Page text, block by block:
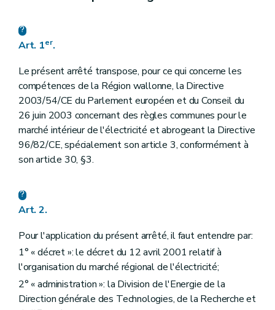
Art. 1er.
Le présent arrêté transpose, pour ce qui concerne les
compétences de la Région wallonne, la Directive
2003/54/CE du Parlement européen et du Conseil du
26 juin 2003 concernant des règles communes pour le
marché intérieur de l'électricité et abrogeant la Directive
96/82/CE, spécialement son article 3, conformément à
son article 30, §3.
Art. 2.
Pour l'application du présent arrêté, il faut entendre par:
1° « décret »: le décret du 12 avril 2001 relatif à
l'organisation du marché régional de l'électricité;
2° « administration »: la Division de l'Energie de la
Direction générale des Technologies, de la Recherche et